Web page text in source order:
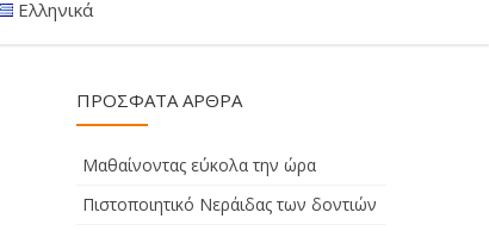
Ελληνικά
ΠΡΌΣΦΑΤΑ ΆΡΘΡΑ
Μαθαίνοντας εύκολα την ώρα
Πιστοποιητικό Νεράιδας των δοντιών